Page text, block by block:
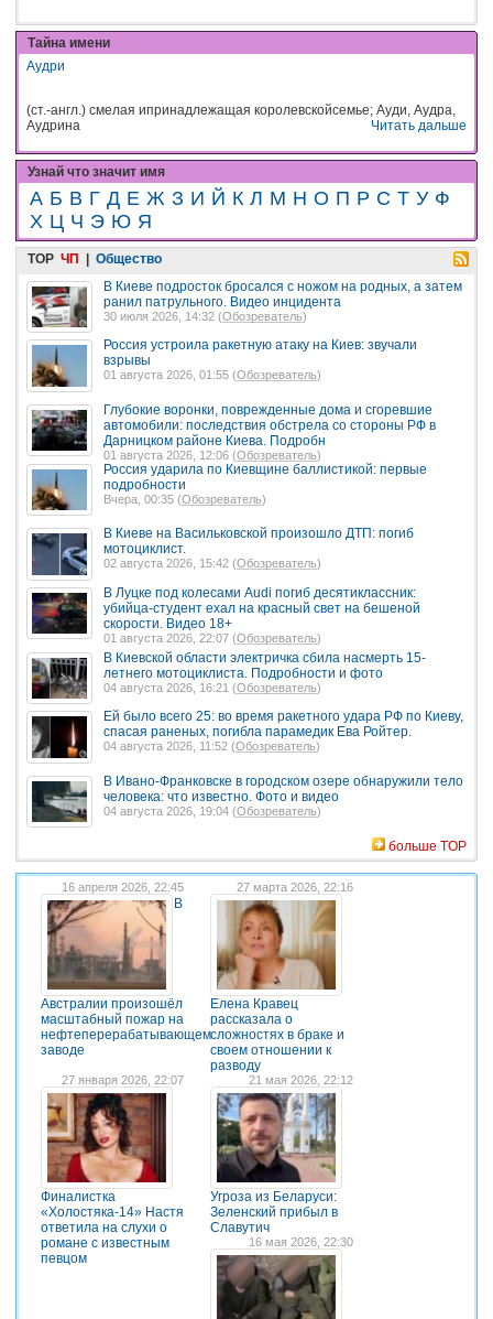
Тайна имени
Аудри
(ст.-англ.) смелая ипринадлежащая королевскойсемье; Ауди, Аудра,
Аудрина
Читать дальше
Узнай что значит имя
А Б В Г Д Е Ж З И Й К Л М Н О П Р С Т У Ф
Х Ц Ч Э Ю Я
TOP ЧП | Общество
В Киеве подросток бросался с ножом на родных, а затем
ранил патрульного. Видео инцидента
30 июля 2026, 14:32 (Обозреватель)
Россия устроила ракетную атаку на Киев: звучали
взрывы
01 августа 2026, 01:55 (Обозреватель)
Глубокие воронки, поврежденные дома и сгоревшие
автомобили: последствия обстрела со стороны РФ в
Дарницком районе Киева. Подробн
01 августа 2026, 12:06 (Обозреватель)
Россия ударила по Киевщине баллистикой: первые
подробности
Вчера, 00:35 (Обозреватель)
В Киеве на Васильковской произошло ДТП: погиб
мотоциклист.
02 августа 2026, 15:42 (Обозреватель)
В Луцке под колесами Audi погиб десятиклассник:
убийца-студент ехал на красный свет на бешеной
скорости. Видео 18+
01 августа 2026, 22:07 (Обозреватель)
В Киевской области электричка сбила насмерть 15-
летнего мотоциклиста. Подробности и фото
04 августа 2026, 16:21 (Обозреватель)
Ей было всего 25: во время ракетного удара РФ по Киеву,
спасая раненых, погибла парамедик Ева Ройтер.
04 августа 2026, 11:52 (Обозреватель)
В Ивано-Франковске в городском озере обнаружили тело
человека: что известно. Фото и видео
04 августа 2026, 19:04 (Обозреватель)
больше TOP
16 апреля 2026, 22:45
В
Австралии произошёл
масштабный пожар на
нефтеперерабатывающем
заводе
27 марта 2026, 22:16
Елена Кравец
рассказала о
сложностях в браке и
своем отношении к
разводу
27 января 2026, 22:07
Финалистка
«Холостяка-14» Настя
ответила на слухи о
романе с известным
певцом
21 мая 2026, 22:12
Угроза из Беларуси:
Зеленский прибыл в
Славутич
16 мая 2026, 22:30